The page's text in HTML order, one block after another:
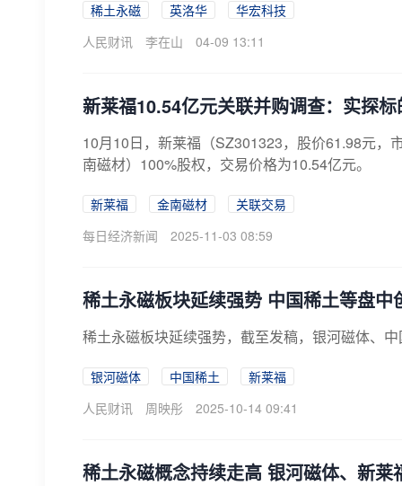
稀土永磁 英洛华
华宏科技
人民财讯
李在山 04-09 13:11
新莱福10.54亿元关联并购调查：实探
​10月10日，新莱福（SZ301323，股价61.98元，
南磁材）100%股权，交易价格为10.54亿元。
新莱福 金南磁材
关联交易
每日经济新闻
2025-11-03 08:59
稀土永磁板块延续强势 中国稀土等盘中
稀土永磁板块延续强势，截至发稿，银河磁体、
银河磁体 中国稀土
新莱福
人民财讯
周映彤 2025-10-14 09:41
稀土永磁概念持续走高 银河磁体、新莱